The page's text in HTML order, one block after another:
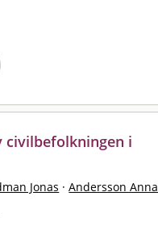
civilbefolkningen i
Jonas · Andersson Anna